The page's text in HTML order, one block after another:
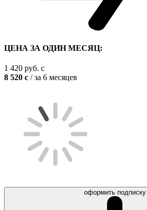
ЦЕНА ЗА ОДИН МЕСЯЦ:
1 420 руб. c
8 520 c / за 6 месяцев
оформить подписку